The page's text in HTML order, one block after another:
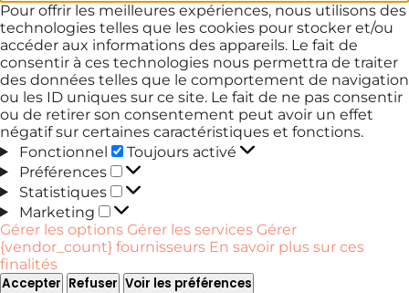
Pour offrir les meilleures expériences, nous utilisons des
technologies telles que les cookies pour stocker et/ou
accéder aux informations des appareils. Le fait de
consentir à ces technologies nous permettra de traiter
des données telles que le comportement de navigation
ou les ID uniques sur ce site. Le fait de ne pas consentir
ou de retirer son consentement peut avoir un effet
négatif sur certaines caractéristiques et fonctions.
Fonctionnel
Fonctionnel
Toujours activé
Préférences
Préférences
Statistiques
Statistiques
Marketing
Marketing
Gérer les options Gérer les services Gérer
{vendor_count} fournisseurs En savoir plus sur ces
finalités
Accepter Refuser Voir les préférences